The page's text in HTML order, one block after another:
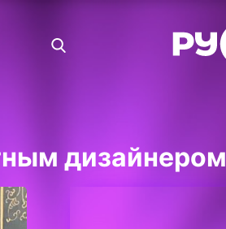
дизайнером